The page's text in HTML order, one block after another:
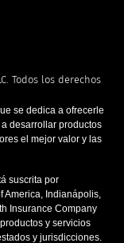
Todos los derechos
se dedica a ofrecerle
desarrollar productos
el mejor valor y las
suscrita por
America, Indianápolis,
Insurance Company
y servicios
y jurisdicciones.